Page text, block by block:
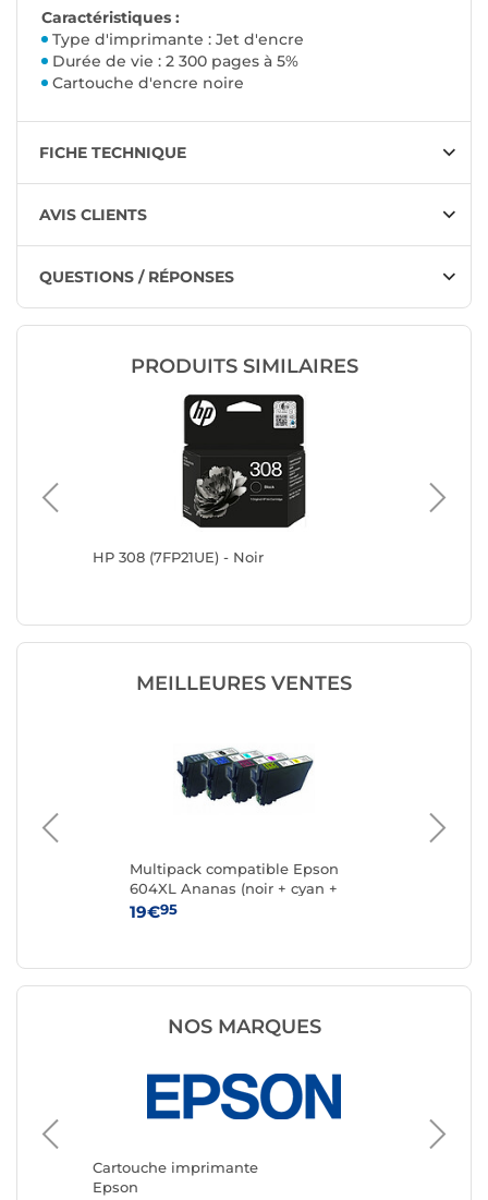
Caractéristiques :
Type d'imprimante : Jet d'encre
Durée de vie : 2 300 pages à 5%
Cartouche d'encre noire
FICHE TECHNIQUE
AVIS CLIENTS
QUESTIONS / RÉPONSES
PRODUITS SIMILAIRES
HP 308 (7FP21UE) - Noir
MEILLEURES VENTES
Multipack compatible Epson
604XL Ananas (noir + cyan +
magenta + jaune)
19€95
NOS MARQUES
Cartouche imprimante
Epson
Canon